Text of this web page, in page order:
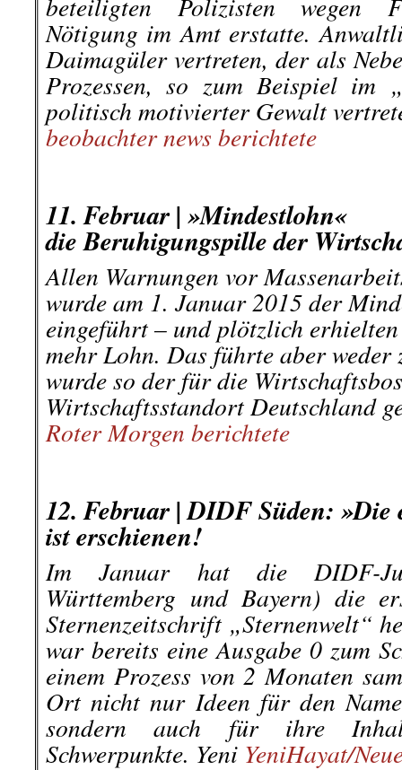
Nötigung im Amt erstatte.
Daimagüler vertreten, der als
Prozessen, so zum Beispiel im
politisch motivierter Gewalt
beobachter news berichtete
11. Februar | »Mindestlohn«
die Beruhigungspille der
Allen Warnungen vor
wurde am 1. Januar 2015 der
eingeführt – und plötzlich
mehr Lohn. Das führte aber weder
wurde so der für die
Wirtschaftsstandort Deutschland
Roter Morgen berichtete
12. Februar | DIDF Süden: »Die
ist erschienen!
Im Januar hat die DIDF-
Württemberg und Bayern) die
Sternenzeitschrift „Sternenwelt“
war bereits eine Ausgabe 0 zum
einem Prozess von 2 Monaten
Ort nicht nur Ideen für den
sondern auch für ihre
Schwerpunkte. Yeni YeniHayat/